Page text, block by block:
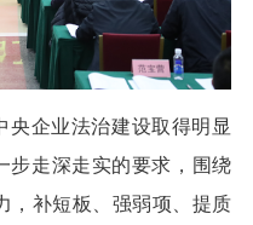
央企业法治建设取得明显
步走深走实的要求，围绕
，补短板、强弱项、提质